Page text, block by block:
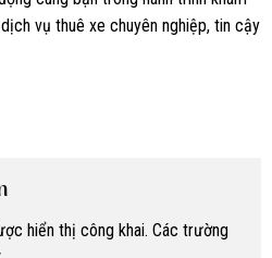
vụ thuê xe chuyên nghiệp, tin cậy
hiển thị công khai. Các trường